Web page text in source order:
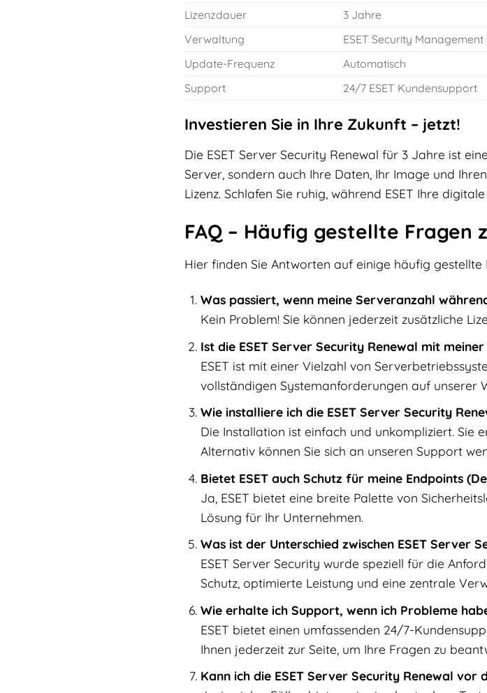
Lizenzdauer
3 Jahre
Verwaltung
ESET Security Management
Update-Frequenz
Automatisch
Support
24/7 ESET Kundensupport
Investieren Sie in Ihre Zukunft – jetzt!
Die ESET Server Security Renewal für 3 Jahre ist
Server, sondern auch Ihre Daten, Ihr Image und
Lizenz. Schlafen Sie ruhig, während ESET Ihre
FAQ – Häufig gestellte Fragen
Hier finden Sie Antworten auf einige häufig gestellte
Was passiert, wenn meine Serveranzahl
Kein Problem! Sie können jederzeit zusätzliche
Ist die ESET Server Security Renewal mit
ESET ist mit einer Vielzahl von
vollständigen Systemanforderungen auf unserer
Wie installiere ich die ESET Server Security
Die Installation ist einfach und unkompliziert. Sie
Alternativ können Sie sich an unseren Support
Bietet ESET auch Schutz für meine Endpoints
Ja, ESET bietet eine breite Palette von
Lösung für Ihr Unternehmen.
Was ist der Unterschied zwischen ESET Server
ESET Server Security wurde speziell für die
Schutz, optimierte Leistung und eine zentrale
Wie erhalte ich Support, wenn ich Probleme
ESET bietet einen umfassenden 24/7-
Ihnen jederzeit zur Seite, um Ihre Fragen zu
Kann ich die ESET Server Security Renewal vor